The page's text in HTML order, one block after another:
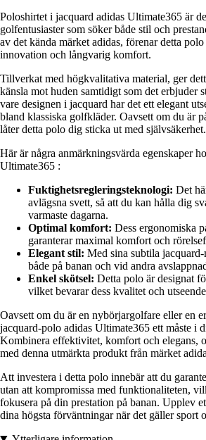
Poloshirtet i jacquard adidas Ultimate365 är
golfentusiaster som söker både stil och
av det kända märket adidas, förenar detta
innovation och långvarig komfort.
Tillverkat med högkvalitativa material, ger
känsla mot huden samtidigt som det erbjuder
vare designen i jacquard har det ett elegant
bland klassiska golfkläder. Oavsett om du är
låter detta polo dig sticka ut med självsäkerhet.
Här är några anmärkningsvärda egenskaper
Ultimate365 :
Fuktighetsregleringsteknologi: Det
avlägsna svett, så att du kan hålla dig
varmaste dagarna.
Optimal komfort: Dess ergonomiska
garanterar maximal komfort och
Elegant stil: Med sina subtila
både på banan och vid andra
Enkel skötsel: Detta polo är designat
vilket bevarar dess kvalitet och
Oavsett om du är en nybörjargolfare eller en
jacquard-polo adidas Ultimate365 ett måste i
Kombinera effektivitet, komfort och elegans,
med denna utmärkta produkt från märket
Att investera i detta polo innebär att du
utan att kompromissa med funktionaliteten,
fokusera på din prestation på banan. Upplev
dina högsta förväntningar när det gäller sport